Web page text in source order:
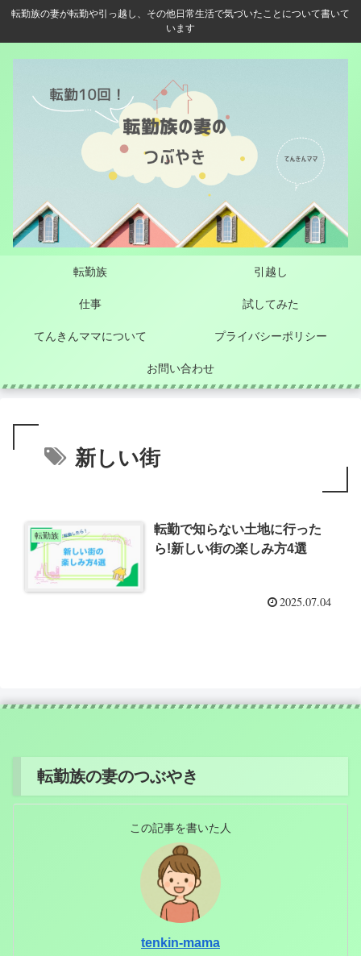
転勤族の妻が転勤や引っ越し、その他日常生活で気づいたことについて書いて
います
転勤族 引越し
仕事 試してみた
てんきんママについて プライバシーポリシー
お問い合わせ
新しい街
転勤族
転勤で知らない土地に行った
ら!新しい街の楽しみ方4選
2025.07.04
転勤族の妻のつぶやき
この記事を書いた人
tenkin-mama